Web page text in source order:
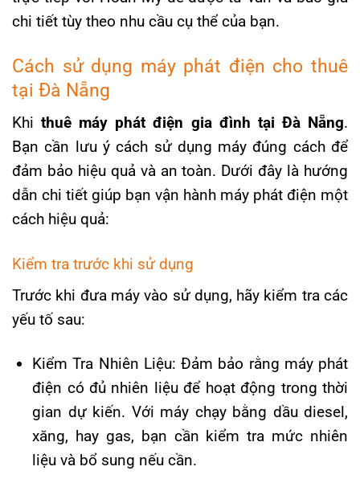
chi tiết tùy theo nhu cầu cụ thể của bạn.
Cách sử dụng máy phát điện cho thuê
tại Đà Nẵng
Khithuê máy phát điện gia đình tại Đà Nẵng.
Bạn cần lưu ý cách sử dụng máy đúng cách để
đảm bảo hiệu quả và an toàn. Dưới đây là hướng
dẫn chi tiết giúp bạn vận hành máy phát điện một
cách hiệu quả:
Kiểm tra trước khi sử dụng
Trước khi đưa máy vào sử dụng, hãy kiểm tra các
yếu tố sau:
Kiểm Tra Nhiên Liệu: Đảm bảo rằng máy phát
điện có đủ nhiên liệu để hoạt động trong thời
gian dự kiến. Với máy chạy bằng dầu diesel,
xăng, hay gas, bạn cần kiểm tra mức nhiên
liệu và bổ sung nếu cần.